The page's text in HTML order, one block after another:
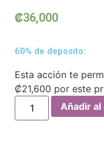
₡36,000
60% de deposito:
Esta acción te
₡21,600 por este
Añadir